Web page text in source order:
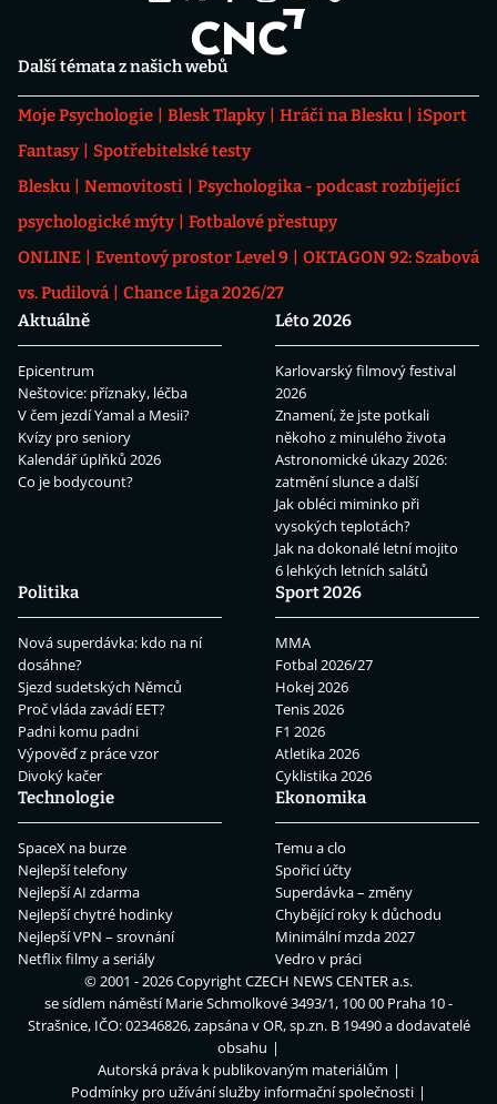
Další témata z našich webů
Moje Psychologie Blesk Tlapky Hráči na Blesku
iSport
Fantasy
Spotřebitelské testy
Blesku
Nemovitosti
Psychologika - podcast rozbíjející
psychologické mýty
Fotbalové přestupy
ONLINE
Eventový prostor Level 9
OKTAGON 92: Szabová
vs. Pudilová
Chance Liga 2026/27
Aktuálně
Epicentrum
Neštovice: příznaky, léčba
V čem jezdí Yamal a Mesii?
Kvízy pro seniory
Kalendář úplňků 2026
Co je bodycount?
Léto 2026
Karlovarský filmový festival
2026
Znamení, že jste potkali
někoho z minulého života
Astronomické úkazy 2026:
zatmění slunce a další
Jak obléci miminko při
vysokých teplotách?
Jak na dokonalé letní mojito
6 lehkých letních salátů
Politika
Nová superdávka: kdo na ní
dosáhne?
Sjezd sudetských Němců
Proč vláda zavádí EET?
Padni komu padni
Výpověď z práce vzor
Divoký kačer
Sport 2026
MMA
Fotbal 2026/27
Hokej 2026
Tenis 2026
F1 2026
Atletika 2026
Cyklistika 2026
Technologie
SpaceX na burze
Nejlepší telefony
Nejlepší AI zdarma
Nejlepší chytré hodinky
Nejlepší VPN – srovnání
Netflix filmy a seriály
Ekonomika
Temu a clo
Spořicí účty
Superdávka – změny
Chybějící roky k důchodu
Minimální mzda 2027
Vedro v práci
© 2001 - 2026 CopyrightCZECH NEWS CENTER a.s.
se sídlem náměstí Marie Schmolkové 3493/1, 100 00 Praha 10 -
Strašnice, IČO: 02346826, zapsána v OR, sp.zn. B 19490 a dodavatelé
obsahu
Autorská práva k publikovaným materiálům
Podmínky pro užívání služby informační společnosti